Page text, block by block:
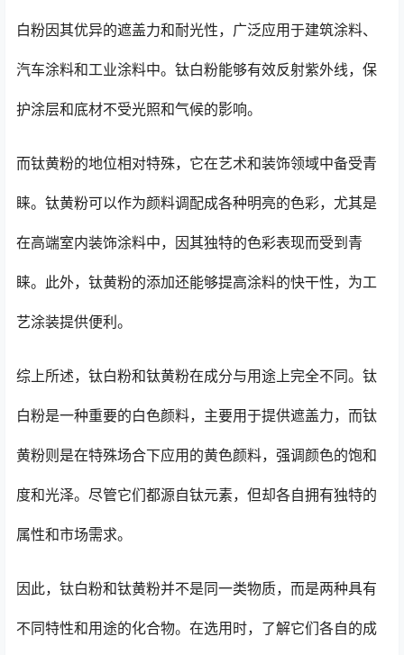
白粉因其优异的遮盖力和耐光性，广泛应用于建筑涂料、
汽车涂料和工业涂料中。钛白粉能够有效反射紫外线，保
护涂层和底材不受光照和气候的影响。
而钛黄粉的地位相对特殊，它在艺术和装饰领域中备受青
睐。钛黄粉可以作为颜料调配成各种明亮的色彩，尤其是
在高端室内装饰涂料中，因其独特的色彩表现而受到青
睐。此外，钛黄粉的添加还能够提高涂料的快干性，为工
艺涂装提供便利。
综上所述，钛白粉和钛黄粉在成分与用途上完全不同。钛
白粉是一种重要的白色颜料，主要用于提供遮盖力，而钛
黄粉则是在特殊场合下应用的黄色颜料，强调颜色的饱和
度和光泽。尽管它们都源自钛元素，但却各自拥有独特的
属性和市场需求。
因此，钛白粉和钛黄粉并不是同一类物质，而是两种具有
不同特性和用途的化合物。在选用时，了解它们各自的成